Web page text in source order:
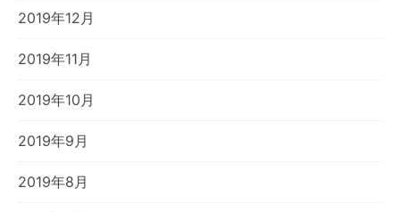
2019年12月
2019年11月
2019年10月
2019年9月
2019年8月